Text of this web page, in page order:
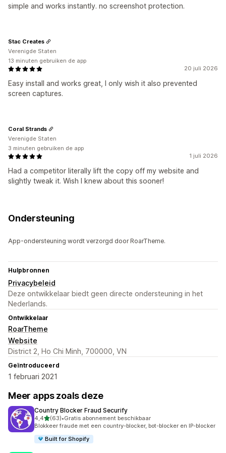
simple and works instantly. no screenshot protection.
20 juli 2026
Easy install and works great, I only wish it also prevented
screen captures.
Stac Creates
Verenigde Staten
13 minuten gebruiken de app
1 juli 2026
Had a competitor literally lift the copy off my website and
slightly tweak it. Wish I knew about this sooner!
Coral Strands
Verenigde Staten
3 minuten gebruiken de app
Ondersteuning
App-ondersteuning wordt verzorgd door RoarTheme.
Hulpbronnen
Privacybeleid
Deze ontwikkelaar biedt geen directe ondersteuning in het
Nederlands.
Ontwikkelaar
RoarTheme
Website
District 2, Ho Chi Minh, 700000, VN
Geïntroduceerd
1 februari 2021
Meer apps zoals deze
Country Blocker Fraud Securify
4,4van 5 sterren
(63)
63 recensies in totaal
•Gratis abonnement beschikbaar
Blokkeer fraude met een country-blocker, bot-blocker en IP-blocker
Built for Shopify